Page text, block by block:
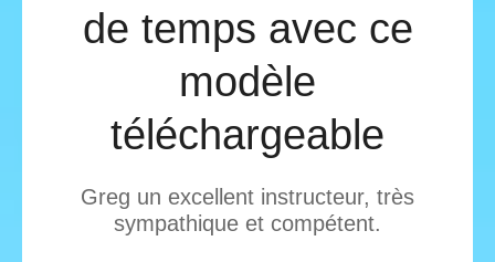
de temps avec ce
modèle
téléchargeable
Greg un excellent instructeur, très
sympathique et compétent.